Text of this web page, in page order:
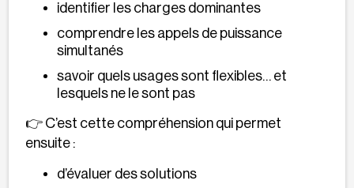
identifier les charges dominantes
comprendre les appels de puissance
simultanés
savoir quels usages sont flexibles… et
lesquels ne le sont pas
👉 C’est cette compréhension qui permet
ensuite :
d’évaluer des solutions